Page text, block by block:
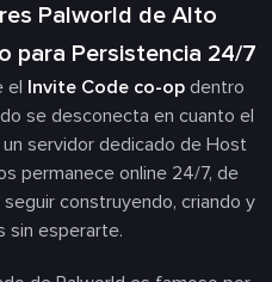
Palworld de Alto
para Persistencia 24/7
el Invite Code co-opdentro
se desconecta en cuanto el
servidor dedicado de Host
permanece online 24/7, de
construyendo, criando y
sin esperarte.